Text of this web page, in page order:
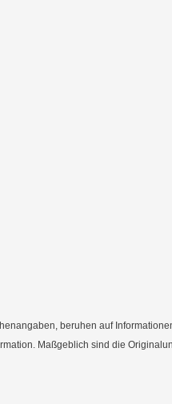
beruhen auf
Maßgeblich sind die